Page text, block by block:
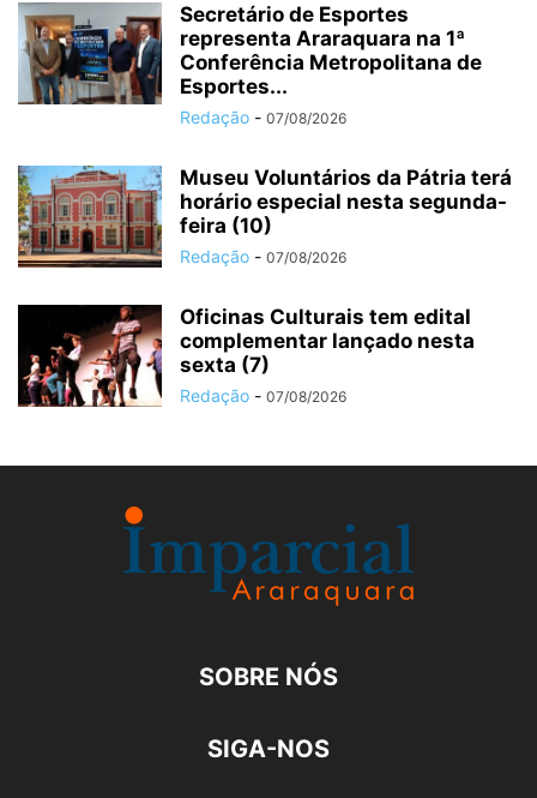
Secretário de Esportes
representa Araraquara na 1ª
Conferência Metropolitana de
Esportes...
Redação - 07/08/2026
Museu Voluntários da Pátria terá
horário especial nesta segunda-
feira (10)
Redação - 07/08/2026
Oficinas Culturais tem edital
complementar lançado nesta
sexta (7)
Redação - 07/08/2026
SOBRE NÓS
SIGA-NOS